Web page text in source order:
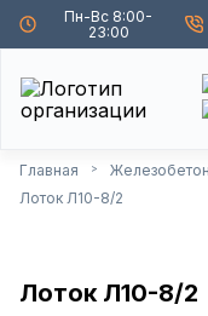
Пн-Вс 8:00-
23:00
Главная >
Лоток Л10-8/2
Лоток Л10-8/2